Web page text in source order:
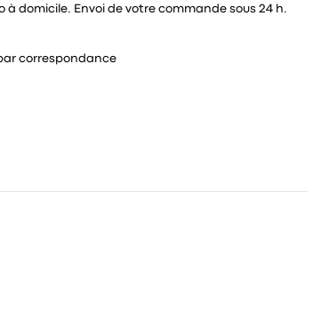
à domicile. Envoi de votre commande sous 24 h.
correspondance